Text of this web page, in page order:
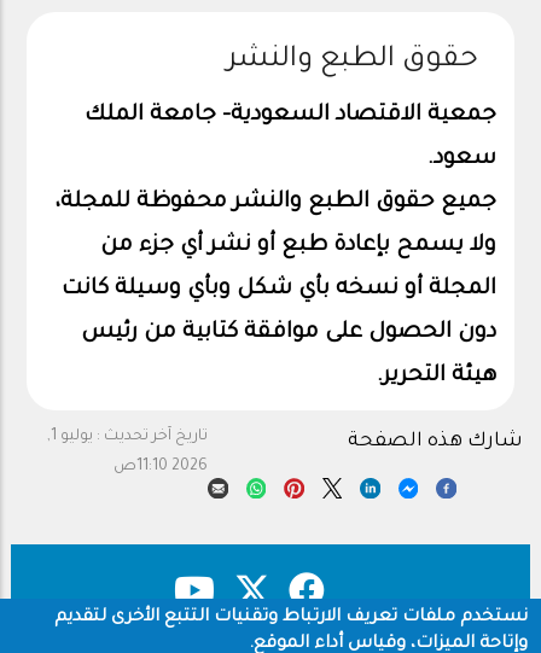
حقوق الطبع والنشر
جمعية الاقتصاد السعودية- جامعة الملك
سعود.
جميع حقوق الطبع والنشر محفوظة للمجلة،
ولا يسمح بإعادة طبع أو نشر أي جزء من
المجلة أو نسخه بأي شكل وبأي وسيلة كانت
دون الحصول على موافقة كتابية من رئيس
هيئة التحرير.
تاريخ آخر تحديث :
يوليو 1,
2026 11:10ص
شارك هذه الصفحة
نستخدم ملفات تعريف الارتباط وتقنيات التتبع الأخرى لتقديم
وإتاحة الميزات، وقياس أداء الموقع.